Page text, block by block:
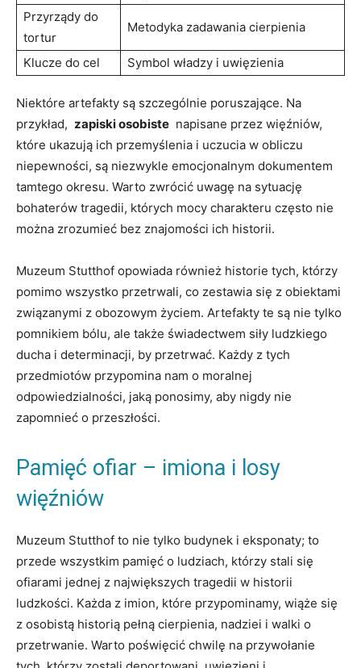
Przyrządy do
tortur
Metodyka zadawania cierpienia
Klucze do ​cel Symbol władzy i⁢ uwięzienia
Niektóre artefakty są ⁢szczególnie poruszające.​ Na
przykład, ⁣ zapiski osobiste ⁤ napisane​ przez więźniów,⁤
które ukazują ich przemyślenia i⁢ uczucia w obliczu⁣
niepewności, są niezwykle⁣ emocjonalnym ‍dokumentem ​
tamtego okresu. Warto zwrócić uwagę na sytuację
‍bohaterów ⁢tragedii, których mocy charakteru⁣ często nie
można zrozumieć ⁢bez znajomości‌ ich historii.
Muzeum Stutthof⁢ opowiada również historie ‍tych, którzy
pomimo wszystko przetrwali, ⁣co zestawia‍ się⁢ z‍ obiektami
‍związanymi​ z obozowym ​życiem. Artefakty te są nie‌ tylko
pomnikiem bólu, ​ale także świadectwem‍ siły ludzkiego
ducha i​ determinacji, by przetrwać.⁢ Każdy ⁢z ⁣tych​
przedmiotów przypomina nam o moralnej
odpowiedzialności, jaką ponosimy, aby⁤ nigdy ‌nie ​
zapomnieć o przeszłości.
Pamięć ofiar – ‍imiona i ⁢losy⁢
więźniów
Muzeum ‌Stutthof‍ to nie ⁤tylko budynek i eksponaty; to
przede⁢ wszystkim pamięć ⁤o ludziach, którzy stali się
ofiarami jednej z ‍największych‍ tragedii w historii
ludzkości. Każda z‌ imion, które przypominamy, wiąże się
z osobistą historią pełną cierpienia, nadziei‍ i walki o
‌przetrwanie. Warto poświęcić chwilę na przywołanie